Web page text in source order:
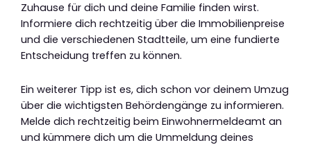
Zuhause für dich und deine Familie finden wirst.
Informiere dich rechtzeitig über die Immobilienpreise
und die verschiedenen Stadtteile, um eine fundierte
Entscheidung treffen zu können.
Ein weiterer Tipp ist es, dich schon vor deinem Umzug
über die wichtigsten Behördengänge zu informieren.
Melde dich rechtzeitig beim Einwohnermeldeamt an
und kümmere dich um die Ummeldung deines